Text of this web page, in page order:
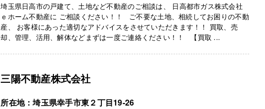
埼玉県日高市の戸建て、土地など不動産のご相談は、 日高都市ガス株式会社
ｅホーム不動産に ご相談ください！！ ご不要な土地、相続してお困りの不動
産、 お客様にあった適切なアドバイスをさせていただきます！！ 買取、売
却、管理、活用、解体などまずは一度ご連絡ください！！ 【買取 ...
三陽不動産株式会社
所在地：埼玉県幸手市東２丁目19-26